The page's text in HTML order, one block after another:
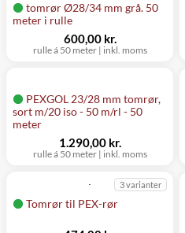
tomrør Ø28/34 mm grå. 50
meter i rulle
rulle á 50 meter| inkl. moms
600,00 kr.
PEXGOL 23/28 mm tomrør,
sort m/20 iso - 50 m/rl - 50
meter
rulle á 50 meter| inkl. moms
1.290,00 kr.
Tomrør til PEX-rør
3 varianter